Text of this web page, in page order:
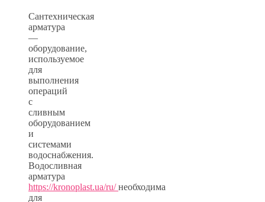
Сантехническая
арматура
—
оборудование,
используемое
для
выполнения
операций
с
сливным
оборудованием
и
системами
водоснабжения.
Водосливная
арматура
https://kronoplast.ua/ru/необходима
для